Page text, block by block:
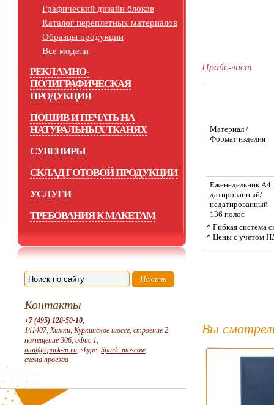
Графический дизайн блоков
Каталог переплетных материалов
Образцы продукции
Все модели
РЕКЛАМНО-
ПОЛИГРАФИЧЕСКАЯ
ПРОДУКЦИЯ
ПОШИВ И ПЕЧАТЬ НА
НАТУРАЛЬНЫХ ТКАНЯХ
СУВЕНИРЫ
СКЛАД ГОТОВОЙ ПРОДУКЦИИ
УСЛУГИ
ТРЕБОВАНИЯ К МАКЕТАМ
Контакты
+7 (495) 128-50-10,
141407, Химки, Куркинское шоссе, строение 2,
помещение 306, офис 1,
mail@spark-m.ru, skype: Spark_moscow,
схема проезда
Прайс-лист
Материал /
Формат изделия
Еженедельник А4
датированный/
недатированный
136 полос
* Гибкая система
* Цены с учетом
Вы